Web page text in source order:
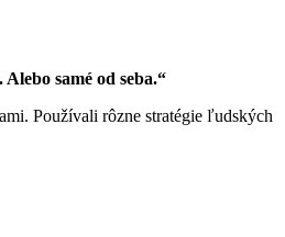
samé od seba.“
Používali rôzne stratégie ľudských